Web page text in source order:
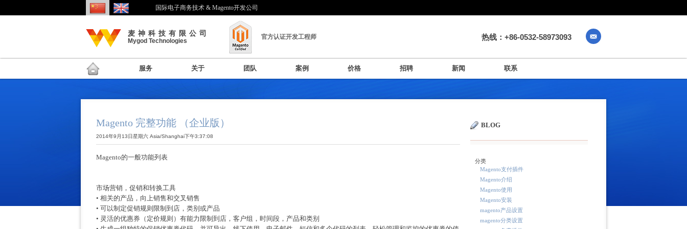
国际电子商务技术 & Magento开发公司
热线：+86-0532-58973093
麦神科技有限公司
Mygod Technologies
官方认证开发工程师
服务 关于 团队 案例 价格 招聘 新闻 联系
Magento 完整功能 （企业版）
2014年9月13日星期六 Asia/Shanghai下午3:37:08
Magento的一般功能列表
市场营销，促销和转换工具
• 相关的产品，向上销售和交叉销售
• 可以制定促销规则限制到店，类别或产品
• 灵活的优惠券（定价规则）有能力限制到店，客户组，时间段，产品和类别
BLOG
分类
Magento支付插件
Magento介绍
Magento使用
Magento安装
magento产品设置
magento分类设置